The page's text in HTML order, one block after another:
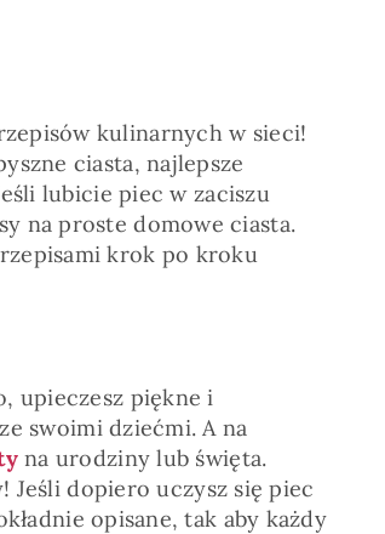
kulinarnych w sieci!
ciasta, najlepsze
lubicie piec w zaciszu
na proste domowe ciasta.
krok po kroku
upieczesz piękne i
swoimi dziećmi. A na
na urodziny lub święta.
Jeśli dopiero uczysz się piec
opisane, tak aby każdy